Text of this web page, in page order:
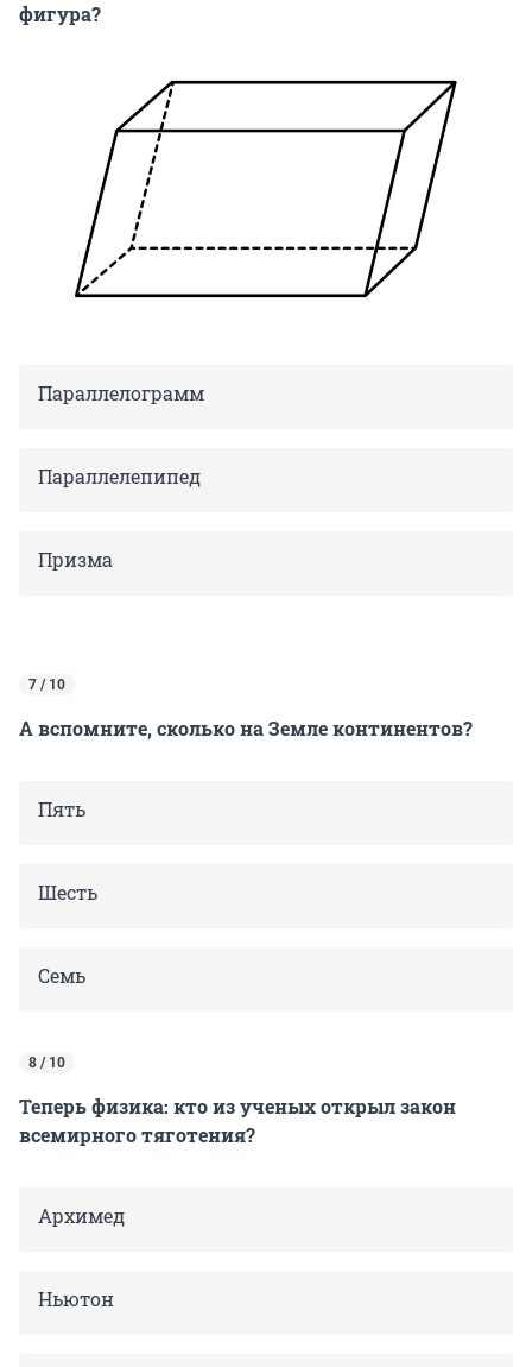
фигура?
Параллелограмм
Параллелепипед
Призма
7 / 10
А вспомните, сколько на Земле континентов?
Пять
Шесть
Семь
8 / 10
Теперь физика: кто из ученых открыл закон
всемирного тяготения?
Архимед
Ньютон